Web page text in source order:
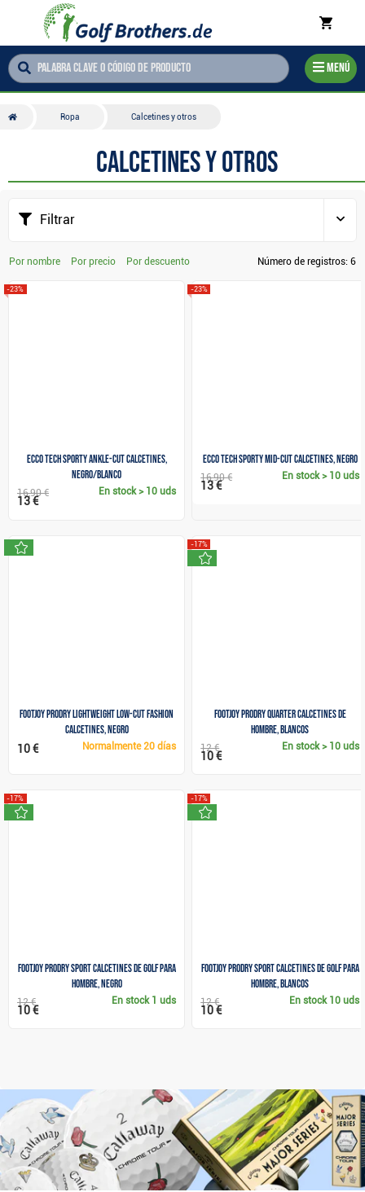
Menú
Ropa Calcetines y otros
Calcetines y otros
Filtrar
Por nombre Por precio Por descuento Número de registros: 6
Ecco Tech Sporty Ankle-Cut calcetines,
Negro/Blanco
-23%
En stock> 10 uds
16,90 €
13 €
Ecco Tech Sporty Mid-Cut calcetines, negro
-23%
En stock> 10 uds
16,90 €
13 €
FootJoy ProDry Lightweight Low-Cut Fashion
calcetines, negro
Normalmente 20 días
10 €
FootJoy ProDry Quarter calcetines de
hombre, blancos
-17%
En stock> 10 uds
12 €
10 €
FootJoy ProDry Sport calcetines de golf para
hombre, negro
-17%
En stock 1 uds
12 €
10 €
FootJoy ProDry Sport calcetines de golf para
hombre, blancos
-17%
En stock 10 uds
12 €
10 €